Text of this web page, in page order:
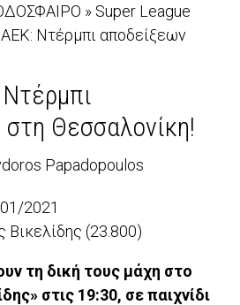
» Super League
Ντέρμπι αποδείξεων
Θεσσαλονίκη!
Papadopoulos
2021
Βικελίδης (23.800)
τη δική τους μάχη στο
στις 19:30, σε παιχνίδι